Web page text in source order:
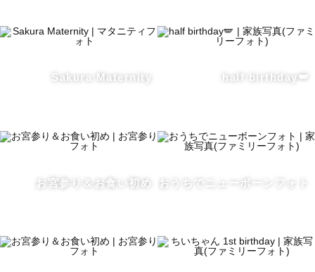
・ウェディング（前撮り、後撮り）
て頂きました。
に一方的な指示出しをすることなく、楽しく遊びながら、
・お参り予定の神社が撮影可能な場所である事をご確認の
上、ご予約頂けると大変スムーズです☺️
Sakura Maternity half birthday🪽
お宮参り＆お食い初め おうちでニューボーンフォト